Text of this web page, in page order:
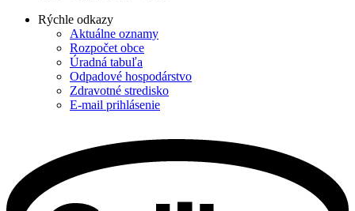
Rýchle odkazy
Aktuálne oznamy
Rozpočet obce
Úradná tabuľa
Odpadové hospodárstvo
Zdravotné stredisko
E-mail prihlásenie